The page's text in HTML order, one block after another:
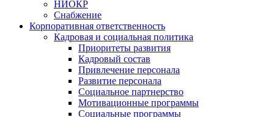
НИОКР
Снабжение
Корпоративная ответственность
Кадровая и социальная политика
Приоритеты развития
Кадровый состав
Привлечение персонала
Развитие персонала
Социальное партнерство
Мотивационные программы
Социальные программы